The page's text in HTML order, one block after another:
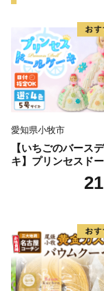
特に「一色産
えびせんべい」
ド）にも認定さ
また、市内には
な祭りや民俗芸
い、心豊かに暮
です。
【お問い合わせ
一般社団法人西
※西尾市は、返
す。
TEL：0563-57-
愛知県小牧市
【いちごのバース
キ】プリンセスド
日時指定可 スイー
ト 洋菓子 お取り寄
デコレーションケ
ルケーキ 人形 かわ
も